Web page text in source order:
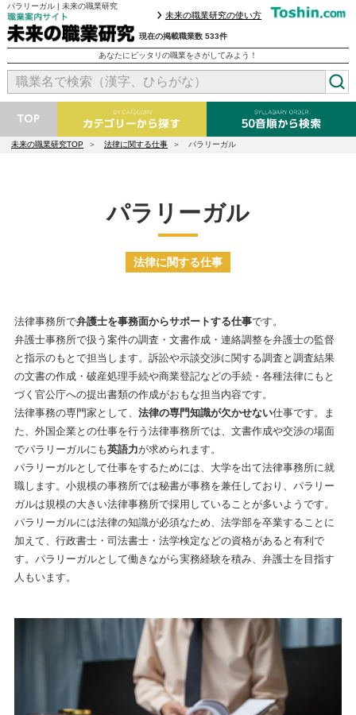
パラリーガル | 未来の職業研究
現在の掲載職業数 533件
あなたにピッタリの職業をさがしてみよう！
未来の職業研究の使い方
未来の職業研究TOP 法律に関する仕事 パラリーガル
パラリーガル
法律に関する仕事
法律事務所で弁護士を事務面からサポートする仕事です。
弁護士事務所で扱う案件の調査・文書作成・連絡調整を弁護士の監督
と指示のもとで担当します。訴訟や示談交渉に関する調査と調査結果
の文書の作成・破産処理手続や商業登記などの手続・各種法律にもと
づく官公庁への提出書類の作成がおもな担当内容です。
法律事務の専門家として、法律の専門知識が欠かせない仕事です。ま
た、外国企業との仕事を行う法律事務所では、文書作成や交渉の場面
でパラリーガルにも英語力が求められます。
パラリーガルとして仕事をするためには、大学を出て法律事務所に就
職します。小規模の事務所では秘書が事務を兼任しており、パラリー
ガルは規模の大きい法律事務所で採用していることが多いようです。
パラリーガルには法律の知識が必須なため、法学部を卒業することに
加えて、行政書士・司法書士・法学検定などの資格があると有利で
す。パラリーガルとして働きながら実務経験を積み、弁護士を目指す
人もいます。